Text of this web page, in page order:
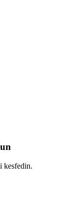
kesfedin.